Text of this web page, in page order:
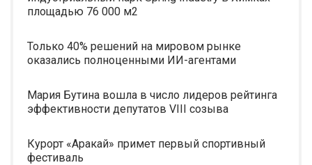
площадью 76 000 м2
Только 40% решений на мировом рынке
оказались полноценными ИИ-агентами
Мария Бутина вошла в число лидеров рейтинга
эффективности депутатов VIII созыва
Курорт «Аракай» примет первый спортивный
фестиваль